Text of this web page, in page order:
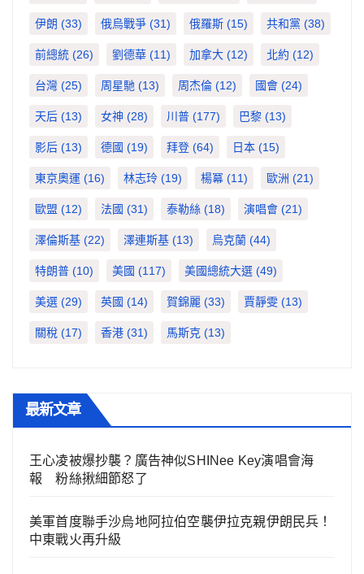
伊朗 (33) 俄烏戰爭 (31) 俄羅斯 (15) 共和黨 (38)
前總統 (26) 劉德華 (11) 加拿大 (12) 北約 (12)
台灣 (25) 周星馳 (13) 周杰倫 (12) 國會 (24)
天后 (13) 女神 (28) 川普 (177) 巴黎 (13)
影后 (13) 德國 (19) 拜登 (64) 日本 (15)
東京奧運 (16) 林志玲 (19) 楊冪 (11) 歐洲 (21)
歐盟 (12) 法國 (31) 泰勒絲 (18) 演唱會 (21)
澤倫斯基 (22) 澤連斯基 (13) 烏克蘭 (44)
特朗普 (10) 美國 (117) 美國總統大選 (49)
美選 (29) 英國 (14) 賀錦麗 (33) 賈靜雯 (13)
關稅 (17) 香港 (31) 馬斯克 (13)
最新文章
王心凌被爆抄襲？廣告神似SHINee Key演唱會海
報 粉絲揪細節怒了
美軍首度聯手沙烏地阿拉伯空襲伊拉克親伊朗民兵！
中東戰火再升級